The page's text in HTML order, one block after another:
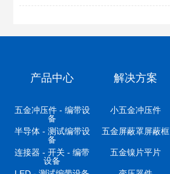
产品中心
五金冲压件 - 编带设
备
半导体 - 测试编带设
备
连接器 - 开关 - 编带
设备
解决方案
小五金冲压件
五金屏蔽罩屏蔽框
五金镍片平片